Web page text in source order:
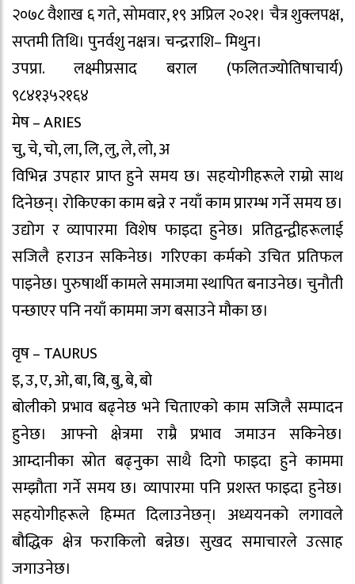
२०७८ वैशाख ६ गते, साेमवार, १९ अप्रिल २०२१। चैत्र शुक्लपक्ष,
सप्तमी तिथि। पुनर्वशु नक्षत्र। चन्द्रराशि– मिथुन।
उपप्रा. लक्ष्मीप्रसाद बराल (फलितज्योतिषाचार्य)
९८४१३५२१६४
मेष – ARIES
चु, चे, चो, ला, लि, लु, ले, लो, अ
विभिन्न उपहार प्राप्त हुने समय छ। सहयोगीहरूले राम्रो साथ
दिनेछन्। रोकिएका काम बन्ने र नयाँ काम प्रारम्भ गर्ने समय छ।
उद्योग र व्यापारमा विशेष फाइदा हुनेछ। प्रतिद्वन्द्वीहरूलाई
सजिलै हराउन सकिनेछ। गरिएका कर्मको उचित प्रतिफल
पाइनेछ। पुरुषार्थी कामले समाजमा स्थापित बनाउनेछ। चुनौती
पन्छाएर पनि नयाँ काममा जग बसाउने मौका छ।
वृष – TAURUS
इ, उ, ए, ओ, बा, बि, बु, बे, बो
बोलीको प्रभाव बढ्नेछ भने चिताएको काम सजिलै सम्पादन
हुनेछ। आफ्नो क्षेत्रमा राम्रै प्रभाव जमाउन सकिनेछ।
आम्दानीका स्रोत बढ्नुका साथै दिगो फाइदा हुने काममा
सम्झौता गर्ने समय छ। व्यापारमा पनि प्रशस्त फाइदा हुनेछ।
सहयोगीहरूले हिम्मत दिलाउनेछन्। अध्ययनको लगावले
बौद्धिक क्षेत्र फराकिलो बन्नेछ। सुखद समाचारले उत्साह
जगाउनेछ।